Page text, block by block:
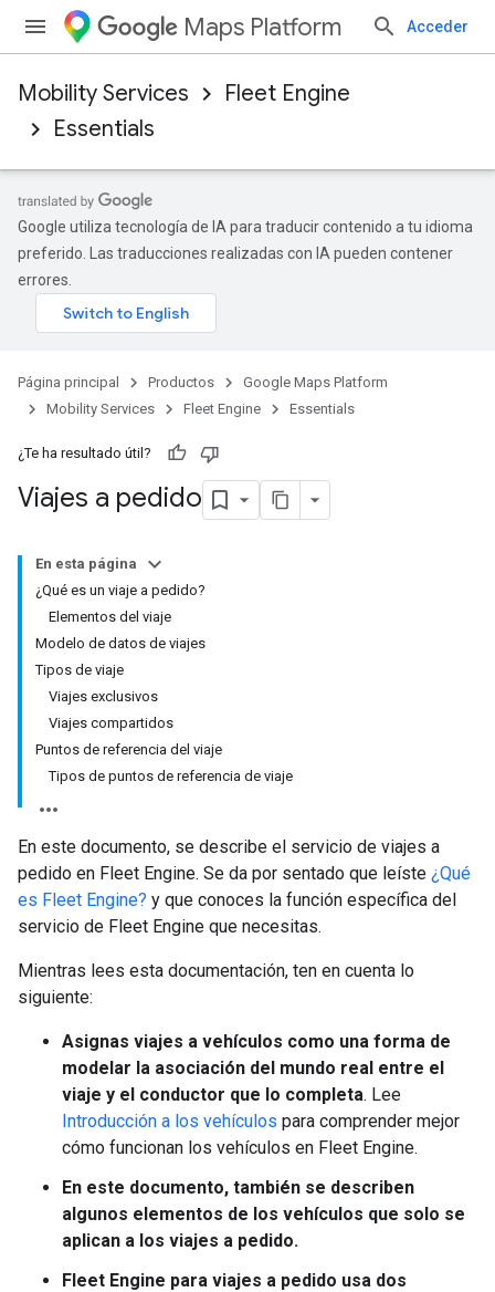
Maps Platform Acceder
Mobility Services
Fleet Engine
Essentials
Google utiliza tecnología de IA para traducir contenido a tu idioma
preferido. Las traducciones realizadas con IA pueden contener
errores.
Página principal Productos
Google Maps Platform
Mobility Services
Fleet Engine Essentials
¿Te ha resultado útil?
Viajes a pedido
En esta página
¿Qué es un viaje a pedido?
Elementos del viaje
Modelo de datos de viajes
Tipos de viaje
Viajes exclusivos
Viajes compartidos
Puntos de referencia del viaje
Tipos de puntos de referencia de viaje
En este documento, se describe el servicio de viajes a
pedido en Fleet Engine. Se da por sentado que leíste ¿Qué
es Fleet Engine? y que conoces la función específica del
servicio de Fleet Engine que necesitas.
Mientras lees esta documentación, ten en cuenta lo
siguiente:
Asignas viajes a vehículos como una forma de
modelar la asociación del mundo real entre el
viaje y el conductor que lo completa. Lee
Introducción a los vehículos para comprender mejor
cómo funcionan los vehículos en Fleet Engine.
En este documento, también se describen
algunos elementos de los vehículos que solo se
aplican a los viajes a pedido.
Fleet Engine para viajes a pedido usa dos